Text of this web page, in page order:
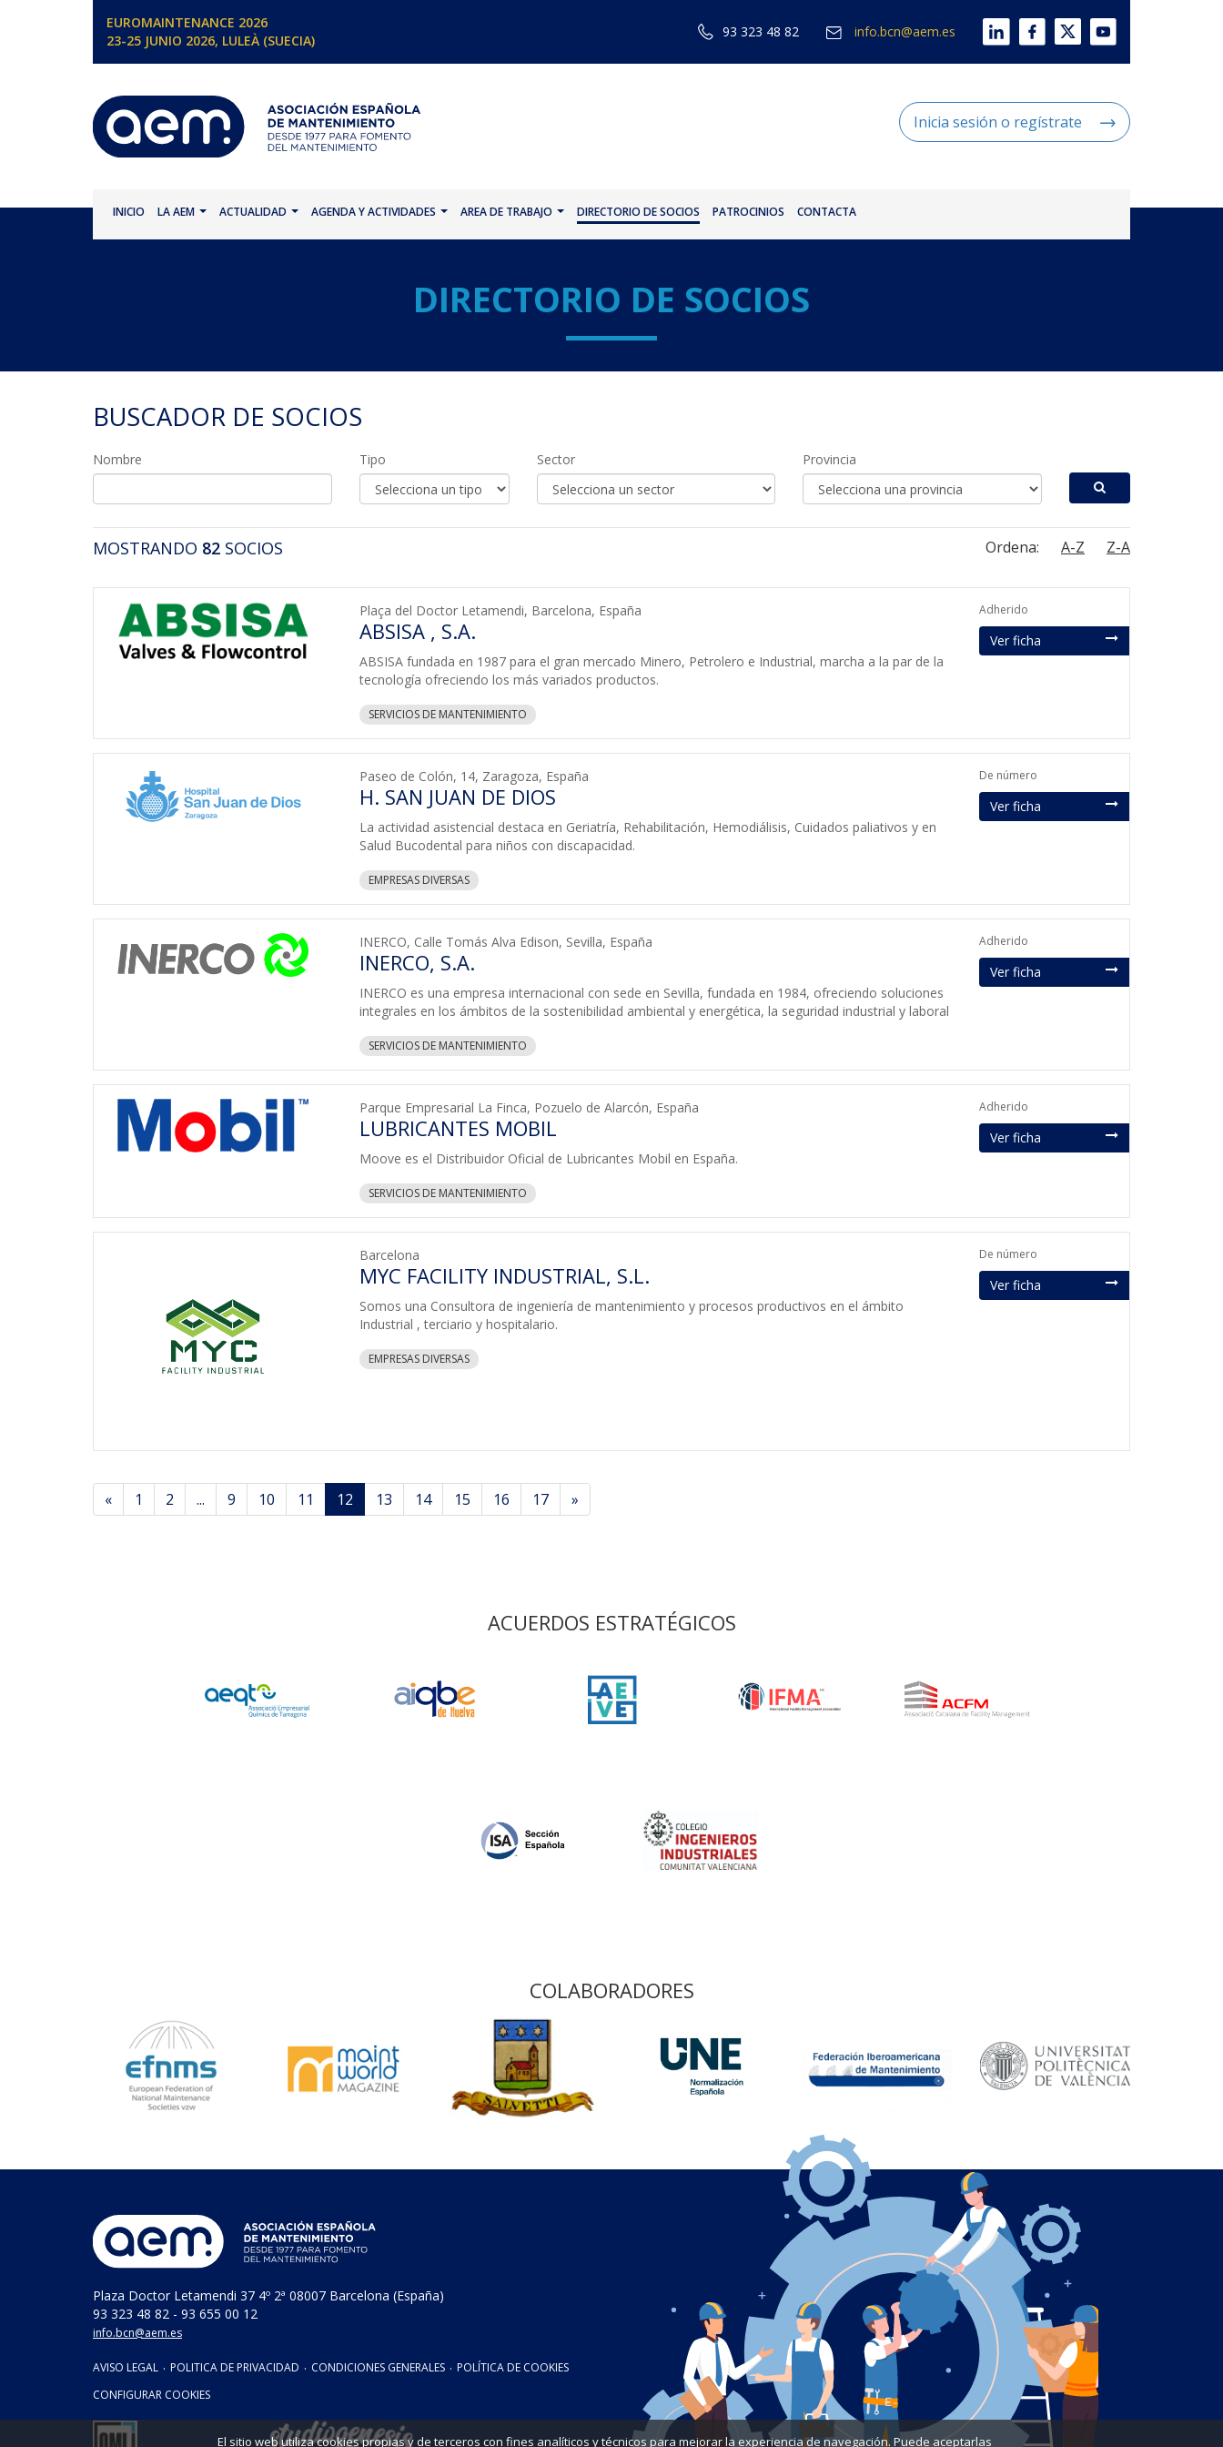
EUROMAINTENANCE 2026
23-25 JUNIO 2026, LULEÀ (SUECIA)
93 323 48 82 info.bcn@aem.es
Inicia sesión o regístrate
INICIO LA AEM ACTUALIDAD AGENDA Y ACTIVIDADES AREA DE TRABAJO DIRECTORIO DE SOCIOS PATROCINIOS CONTACTA
DIRECTORIO DE SOCIOS
BUSCADOR DE SOCIOS
Nombre Tipo Sector Provincia
MOSTRANDO 82 SOCIOS Ordena: A-Z Z-A
Plaça del Doctor Letamendi, Barcelona, España
ABSISA , S.A.
ABSISA fundada en 1987 para el gran mercado Minero, Petrolero e Industrial, marcha a la par de la
tecnología ofreciendo los más variados productos.
SERVICIOS DE MANTENIMIENTO
Adherido
Ver ficha
Paseo de Colón, 14, Zaragoza, España
H. SAN JUAN DE DIOS
La actividad asistencial destaca en Geriatría, Rehabilitación, Hemodiálisis, Cuidados paliativos y en
Salud Bucodental para niños con discapacidad.
EMPRESAS DIVERSAS
De número
Ver ficha
INERCO, Calle Tomás Alva Edison, Sevilla, España
INERCO, S.A.
INERCO es una empresa internacional con sede en Sevilla, fundada en 1984, ofreciendo soluciones
integrales en los ámbitos de la sostenibilidad ambiental y energética, la seguridad industrial y laboral
SERVICIOS DE MANTENIMIENTO
Adherido
Ver ficha
Parque Empresarial La Finca, Pozuelo de Alarcón, España
LUBRICANTES MOBIL
Moove es el Distribuidor Oficial de Lubricantes Mobil en España.
SERVICIOS DE MANTENIMIENTO
Adherido
Ver ficha
Barcelona
MYC FACILITY INDUSTRIAL, S.L.
Somos una Consultora de ingeniería de mantenimiento y procesos productivos en el ámbito
Industrial , terciario y hospitalario.
EMPRESAS DIVERSAS
De número
Ver ficha
« 1 2 ... 9 10 11 12 13 14 15 16 17 »
ACUERDOS ESTRATÉGICOS
COLABORADORES
Plaza Doctor Letamendi 37 4º 2ª 08007 Barcelona (España)
93 323 48 82 - 93 655 00 12
info.bcn@aem.es
AVISO LEGAL · POLITICA DE PRIVACIDAD · CONDICIONES GENERALES · POLÍTICA DE COOKIES
CONFIGURAR COOKIES
El sitio web utiliza cookies propias y de terceros con fines analíticos y técnicos para mejorar la experiencia de navegación. Puede aceptarlas